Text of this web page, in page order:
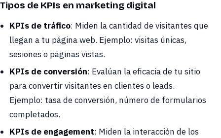
Tipos de KPIs en marketing digital
KPIs de tráfico: Miden la cantidad de visitantes que
llegan a tu página web. Ejemplo: visitas únicas,
sesiones o páginas vistas.
KPIs de conversión: Evalúan la eficacia de tu sitio
para convertir visitantes en clientes o leads.
Ejemplo: tasa de conversión, número de formularios
completados.
KPIs de engagement: Miden la interacción de los